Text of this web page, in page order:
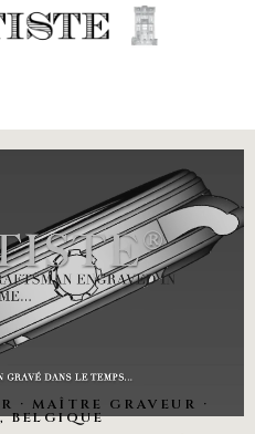
· MAÎTRE GRAVEUR ·
BELGIQUE